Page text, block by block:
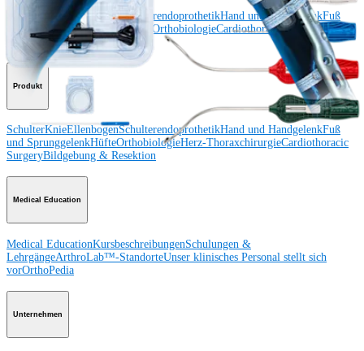
Schulter KnieEllenbogenSchulterendoprothetikHand und HandgelenkFuß
und SprunggelenkTraumaHüfte OrthobiologieCardiothoracic
SurgeryWirbelsäule
Produkt
SchulterKnieEllenbogenSchulterendoprothetikHand und HandgelenkFuß
und SprunggelenkHüfteOrthobiologieHerz-ThoraxchirurgieCardiothoracic
SurgeryBildgebung & Resektion
Medical Education
Medical EducationKursbeschreibungenSchulungen &
LehrgängeArthroLab™-StandorteUnser klinisches Personal stellt sich
vorOrthoPedia
Unternehmen